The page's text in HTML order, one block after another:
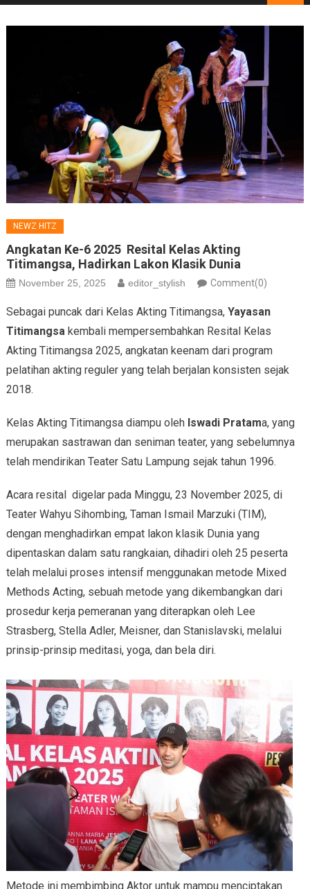
NEWZ HITZ
Angkatan Ke-6 2025 Resital Kelas Akting
Titimangsa, Hadirkan Lakon Klasik Dunia
November 25, 2025 editor_stylish Comment(0)
Sebagai puncak dari Kelas Akting Titimangsa, Yayasan
Titimangsa kembali mempersembahkan Resital Kelas
Akting Titimangsa 2025, angkatan keenam dari program
pelatihan akting reguler yang telah berjalan konsisten sejak
2018.
Kelas Akting Titimangsa diampu oleh Iswadi Pratama, yang
merupakan sastrawan dan seniman teater, yang sebelumnya
telah mendirikan Teater Satu Lampung sejak tahun 1996.
Acara resital digelar pada Minggu, 23 November 2025, di
Teater Wahyu Sihombing, Taman Ismail Marzuki (TIM),
dengan menghadirkan empat lakon klasik Dunia yang
dipentaskan dalam satu rangkaian, dihadiri oleh 25 peserta
telah melalui proses intensif menggunakan metode Mixed
Methods Acting, sebuah metode yang dikembangkan dari
prosedur kerja pemeranan yang diterapkan oleh Lee
Strasberg, Stella Adler, Meisner, dan Stanislavski, melalui
prinsip-prinsip meditasi, yoga, dan bela diri.
Metode ini membimbing Aktor untuk mampu menciptakan